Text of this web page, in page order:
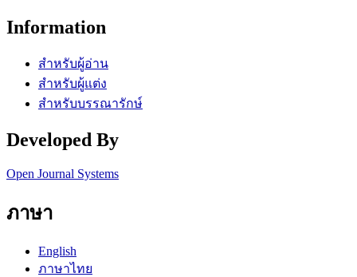
Information
สำหรับผู้อ่าน
สำหรับผู้แต่ง
สำหรับบรรณารักษ์
Developed By
Open Journal Systems
ภาษา
English
ภาษาไทย